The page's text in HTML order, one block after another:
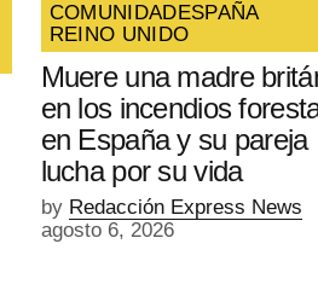
COMUNIDAD ESPAÑA
REINO UNIDO
Muere una madre
en los incendios
en España y su pareja
lucha por su vida
by Redacción Express News
agosto 6, 2026